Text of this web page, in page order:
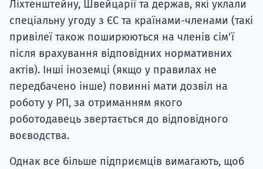
Ліхтенштейну, Швейцарії та держав, які уклали
спеціальну угоду з ЄС та країнами-членами (такі
привілеї також поширюються на членів сім'ї
після врахування відповідних нормативних
актів). Інші іноземці (якщо у правилах не
передбачено інше) повинні мати дозвіл на
роботу у РП, за отриманням якого
роботодавець звертається до відповідного
воєводства.
Однак все більше підприємців вимагають, щоб